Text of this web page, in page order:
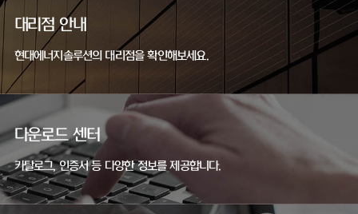
대리점 안내
현대에너지솔루션의 대리점을 확인해보세요.
다운로드 센터
카탈로그, 인증서 등 다양한 정보를 제공합니다.